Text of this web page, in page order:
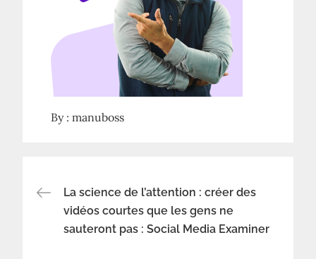
By :manuboss
Navigation
de
La science de l’attention : créer des
vidéos courtes que les gens ne
sauteront pas : Social Media Examiner